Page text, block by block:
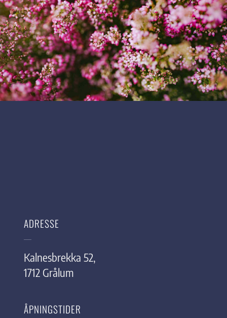
ADRESSE
Kalnesbrekka 52,
1712 Grålum
ÅPNINGSTIDER